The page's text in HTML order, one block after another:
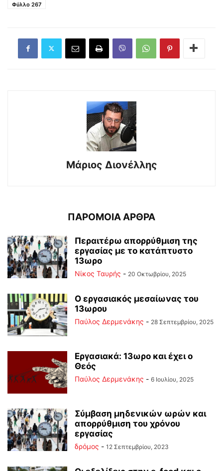
Φύλλο 267
Μάριος Διονέλλης
ΠΑΡΟΜΟΙΑ ΑΡΘΡΑ
Περαιτέρω απορρύθμιση της
εργασίας με το κατάπτυστο
13ωρο
Νίκος Ταυρής - 20 Οκτωβρίου, 2025
Ο εργασιακός μεσαίωνας του
13ωρου
Παύλος Δερμενάκης - 28 Σεπτεμβρίου, 2025
Εργασιακά: 13ωρο και έχει ο
Θεός
Παύλος Δερμενάκης - 6 Ιουλίου, 2025
Σύμβαση μηδενικών ωρών και
απορρύθμιση του χρόνου
εργασίας
δρόμος - 12 Σεπτεμβρίου, 2023